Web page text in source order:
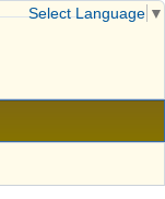
Select Language ▼